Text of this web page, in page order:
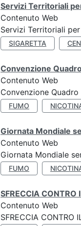
Servizi Territoriali
Contenuto Web
Servizi Territoriali
SIGARETTA
Convenzione
Contenuto Web
Convenzione
FUMO
Giornata Mondiale
Contenuto Web
Giornata Mondiale
FUMO
SFRECCIA CONTRO
Contenuto Web
SFRECCIA CONTRO